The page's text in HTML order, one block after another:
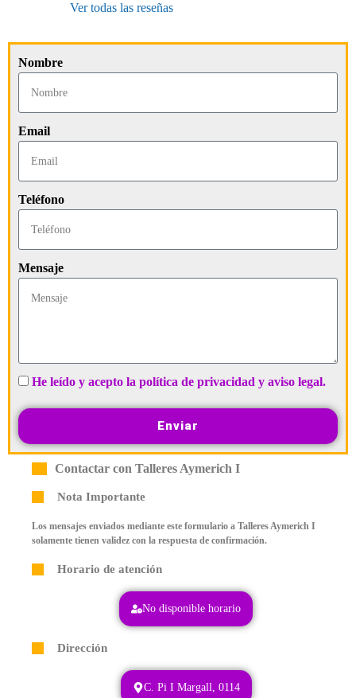
Ver todas las reseñas
Nombre
Email
Teléfono
Mensaje
He leído y acepto la política de privacidad y aviso legal.
Enviar
Contactar con Talleres Aymerich I
Nota Importante
Los mensajes enviados mediante este formulario a Talleres Aymerich I
solamente tienen validez con la respuesta de confirmación.
Horario de atención
No disponible horario
Dirección
C. Pi I Margall, 0114